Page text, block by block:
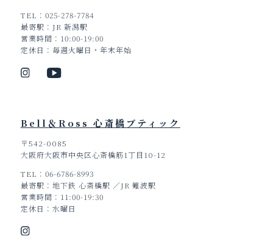
TEL
025-278-7784
最寄駅
JR 新潟駅
営業時間
10:00-19:00
定休日
毎週火曜日・年末年始
Bell＆Ross 心斎橋ブティック
〒542-0085
大阪府大阪市中央区心斎橋筋1丁目10-12
TEL
06-6786-8993
最寄駅
地下鉄 心斎橋駅 ／JR 難波駅
営業時間
11:00-19:30
定休日
水曜日